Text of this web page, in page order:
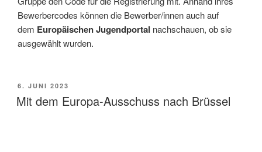
Bewerbercodes können die Bewerber/innen auch auf
dem Europäischen Jugendportal nachschauen, ob sie
ausgewählt wurden.
VERÖFFENTLICHT
AM
6. JUNI 2023
Mit dem Europa-Ausschuss nach Brüssel